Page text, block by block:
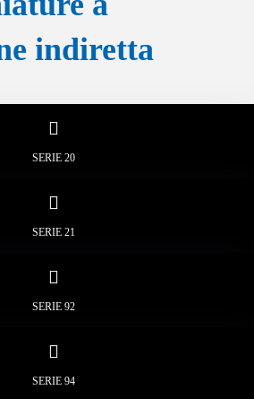
indiretta
SERIE 20
SERIE 21
SERIE 92
SERIE 94